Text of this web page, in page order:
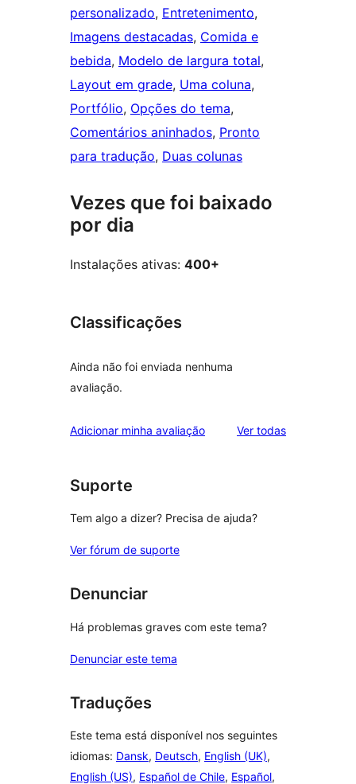
personalizado, Entretenimento
Imagens destacadas, Comida e
bebida, Modelo de largura total
Layout em grade, Uma coluna
Portfólio, Opções do tema
Comentários aninhados, Pronto
para tradução, Duas colunas
Vezes que foi baixado
por dia
Instalações ativas: 400+
Classificações
Ainda não foi enviada nenhuma
avaliação.
Adicionar minha avaliação Ver todasavaliações
Suporte
Tem algo a dizer? Precisa de ajuda?
Ver fórum de suporte
Denunciar
Há problemas graves com este tema?
Denunciar este tema
Traduções
Este tema está disponível nos seguintes
idiomas: Dansk, Deutsch, English (UK),
English (US), Español de Chile, Español,